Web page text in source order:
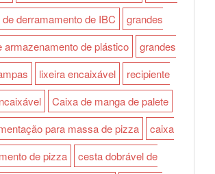
derramamento de IBC
grandes
armazenamento de plástico
grandes
lixeira encaixável
recipiente
Caixa de manga de palete
para massa de pizza
caixa
de pizza
cesta dobrável de